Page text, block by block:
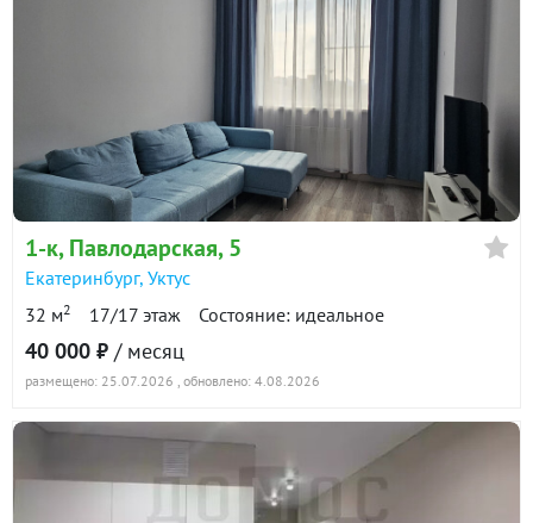
1-к, Павлодарская, 5
Екатеринбург, Уктус
32 м2 17/17 этаж Состояние: идеальное
40 000 ₽ / месяц
размещено: 25.07.2026 , обновлено: 4.08.2026